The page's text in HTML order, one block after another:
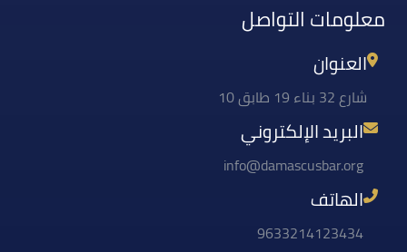
معلومات التواصل
العنوان
شارع 32 بناء 19 طابق 10
البريد الإلكتروني
info@damascusbar.org
الهاتف
9633214123434